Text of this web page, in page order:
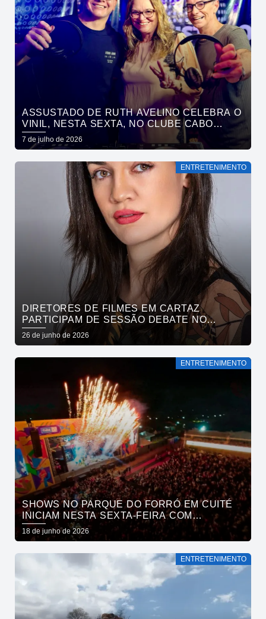
ASSUSTADO DE RUTH AVELINO CELEBRA O
VINIL, NESTA SEXTA, NO CLUBE CABO
BRANCO
7 de julho de 2026
ENTRETENIMENTO
DIRETORES DE FILMES EM CARTAZ
PARTICIPAM DE SESSÃO DEBATE NO
CINEMA PASSEIO
26 de junho de 2026
ENTRETENIMENTO
SHOWS NO PARQUE DO FORRÓ EM CUITÉ
INICIAM NESTA SEXTA-FEIRA COM
ALCYMAR MONTEIRO, FLÁVIO JOSÉ E TOCA
DO VALE
18 de junho de 2026
ENTRETENIMENTO